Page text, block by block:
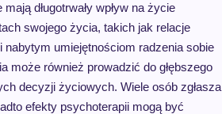
długotrwały wpływ na życie
swojego życia, takich jak relacje
umiejętnościom radzenia sobie
może również prowadzić do głębszego
decyzji życiowych. Wiele osób zgłasza
efekty psychoterapii mogą być